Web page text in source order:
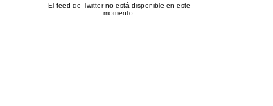
El feed de Twitter no está disponible en este
momento.